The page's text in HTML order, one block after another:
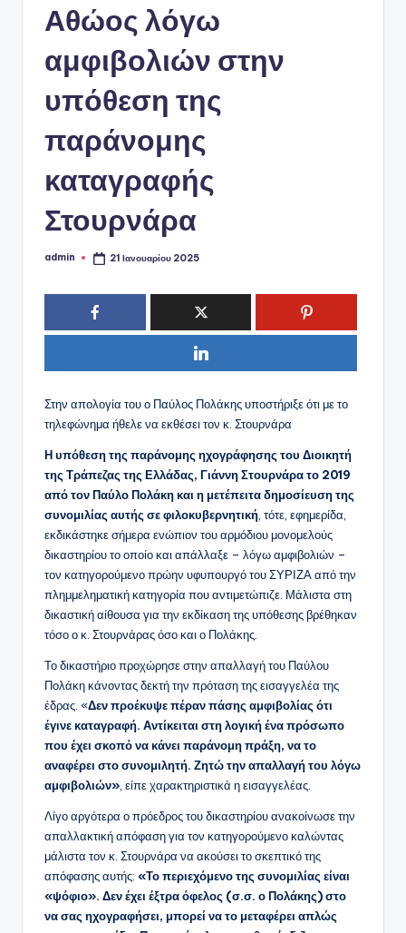
Αθώος λόγω
αμφιβολιών στην
υπόθεση της
παράνομης
καταγραφής
Στουρνάρα
Συγγραφέας:
admin 21 Ιανουαρίου 2025
Στην απολογία του ο Παύλος Πολάκης υποστήριξε ότι με το
τηλεφώνημα ήθελε να εκθέσει τον κ. Στουρνάρα
Η υπόθεση της παράνομης ηχογράφησης του Διοικητή
της Τράπεζας της Ελλάδας, Γιάννη Στουρνάρα το 2019
από τον Παύλο Πολάκη και η μετέπειτα δημοσίευση της
συνομιλίας αυτής σε φιλοκυβερνητική , τότε, εφημερίδα,
εκδικάστηκε σήμερα ενώπιον του αρμόδιου μονομελούς
δικαστηρίου το οποίο και απάλλαξε – λόγω αμφιβολιών –
τον κατηγορούμενο πρώην υφυπουργό του ΣΥΡΙΖΑ από την
πλημμεληματική κατηγορία που αντιμετώπιζε. Μάλιστα στη
δικαστική αίθουσα για την εκδίκαση της υπόθεσης βρέθηκαν
τόσο ο κ. Στουρνάρας όσο και ο Πολάκης.
Το δικαστήριο προχώρησε στην απαλλαγή του Παύλου
Πολάκη κάνοντας δεκτή την πρόταση της εισαγγελέα της
έδρας. «Δεν προέκυψε πέραν πάσης αμφιβολίας ότι
έγινε καταγραφή. Αντίκειται στη λογική ένα πρόσωπο
που έχει σκοπό να κάνει παράνομη πράξη, να το
αναφέρει στο συνομιλητή. Ζητώ την απαλλαγή του λόγω
αμφιβολιών» , είπε χαρακτηριστικά η εισαγγελέας.
Λίγο αργότερα ο πρόεδρος του δικαστηρίου ανακοίνωσε την
απαλλακτική απόφαση για τον κατηγορούμενο καλώντας
μάλιστα τον κ. Στουρνάρα να ακούσει το σκεπτικό της
απόφασης αυτής: «Το περιεχόμενο της συνομιλίας είναι
«ψόφιο». Δεν έχει έξτρα όφελος (σ.σ. ο Πολάκης) στο
να σας ηχογραφήσει, μπορεί να το μεταφέρει απλώς